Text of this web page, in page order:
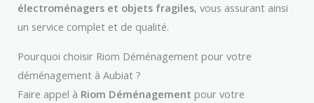
électroménagers et objets fragiles, vous assurant ainsi
un service complet et de qualité.
Pourquoi choisir Riom Déménagement pour votre
déménagement à Aubiat ?
Faire appel à Riom Déménagement pour votre